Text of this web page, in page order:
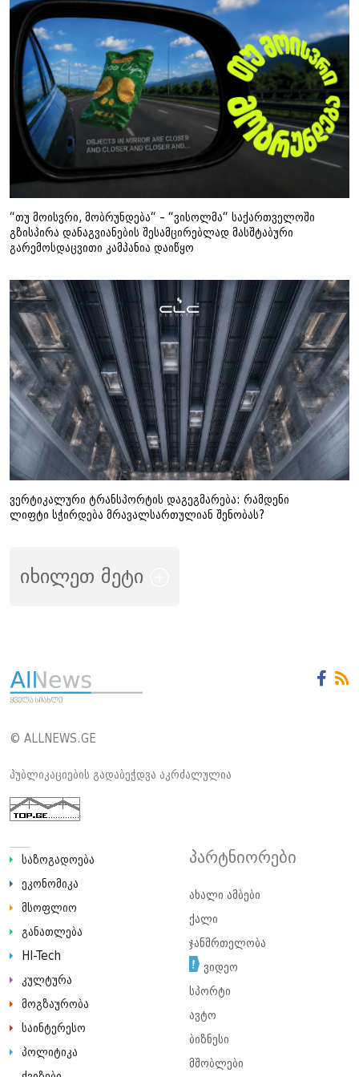
“თუ მოისვრი, მობრუნდება“ – “ვისოლმა“ საქართველოში
გზისპირა დანაგვიანების შესამცირებლად მასშტაბური
გარემოსდაცვითი კამპანია დაიწყო
ვერტიკალური ტრანსპორტის დაგეგმარება: რამდენი
ლიფტი სჭირდება მრავალსართულიან შენობას?
იხილეთ მეტი
© ALLNEWS.GE
პუბლიკაციების გადაბეჭდვა აკრძალულია
საზოგადოება
ეკონომიკა
მსოფლიო
განათლება
HI-Tech
კულტურა
მოგზაურობა
საინტერესო
პოლიტიკა
პარტნიორები
ახალი ამბები
ქალი
ჯანმრთელობა
ვიდეო
სპორტი
ავტო
ბიზნესი
მშობლები